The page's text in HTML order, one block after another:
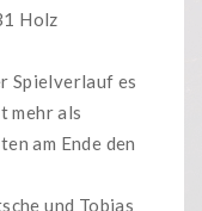
Holz
Spielverlauf es
mehr als
am Ende den
und Tobias